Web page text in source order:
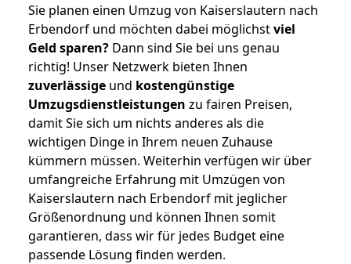
Sie planen einen Umzug von Kaiserslautern nach
Erbendorf und möchten dabei möglichstviel
Geld sparen? Dann sind Sie bei uns genau
richtig! Unser Netzwerk bieten Ihnen
zuverlässige und kostengünstige
Umzugsdienstleistungen zu fairen Preisen,
damit Sie sich um nichts anderes als die
wichtigen Dinge in Ihrem neuen Zuhause
kümmern müssen. Weiterhin verfügen wir über
umfangreiche Erfahrung mit Umzügen von
Kaiserslautern nach Erbendorf mit jeglicher
Größenordnung und können Ihnen somit
garantieren, dass wir für jedes Budget eine
passende Lösung finden werden.